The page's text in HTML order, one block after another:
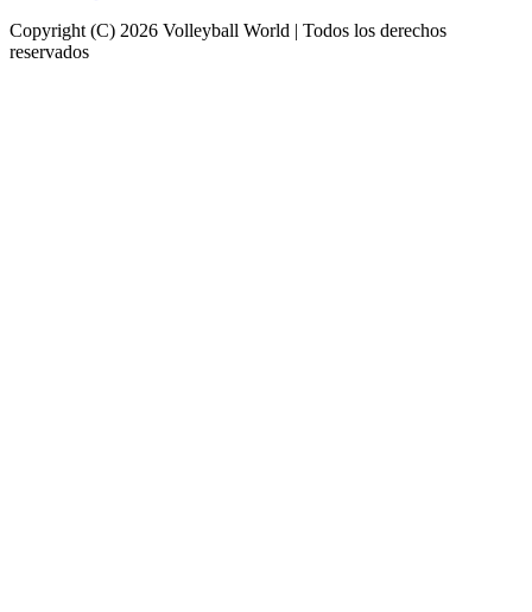
Copyright (C) 2026 Volleyball World | Todos los derechos
reservados